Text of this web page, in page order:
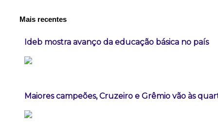
Mais recentes
Ideb mostra avanço da educação básica no país
Maiores campeões, Cruzeiro e Grêmio vão às